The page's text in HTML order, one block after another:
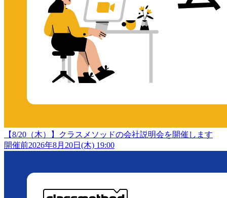
【8/20（木）】クラスメソッドの会社説明会を開催します
開催前2026年8月20日(木) 19:00